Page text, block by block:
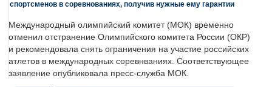
спортсменов в соревнованиях, получив нужные ему гарантии
Международный олимпийский комитет (МОК) временно
отменил отстранение Олимпийского комитета России (ОКР)
и рекомендовала снять ограничения на участие российских
атлетов в международных соревнваниях. Соответствующее
заявление опубликовала пресс-служба МОК.